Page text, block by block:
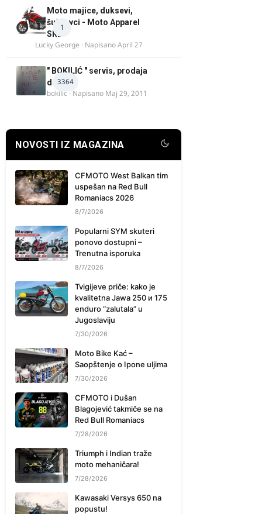
1
Moto majice, duksevi,
šuškavci - Moto Apparel
SRB
Lucky George · NapisanoApril 27
3364
" BOKILIĆ " servis, prodaja
delova
bokilic · Napisano Maj 29, 2011
NOVOSTI IZ MAGAZINA
CFMOTO West Balkan tim
uspešan na Red Bull
Romaniacs 2026
8/7/2026
Popularni SYM skuteri
ponovo dostupni –
Trenutna isporuka
8/7/2026
Tvigijeve priče: kako je
kvalitetna Jawa 250 и 175
enduro “zalutala” u
Jugoslaviju
7/30/2026
Moto Bike Kać –
Saopštenje o Ipone uljima
7/30/2026
CFMOTO i Dušan
Blagojević takmiče se na
Red Bull Romaniacs
7/28/2026
Triumph i Indian traže
moto mehaničara!
7/28/2026
Kawasaki Versys 650 na
popustu!